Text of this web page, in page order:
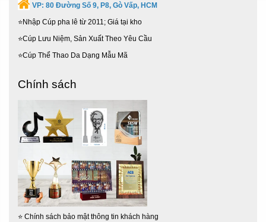
VP: 80 Đường Số 9, P8, Gò Vấp, HCM
⭐Nhập Cúp pha lê từ 2011; Giá tại kho
⭐Cúp Lưu Niệm, Sản Xuất Theo Yêu Cầu
⭐Cúp Thể Thao Da Dạng Mẫu Mã
Chính sách
⭐ Chính sách bảo mật thông tin khách hàng